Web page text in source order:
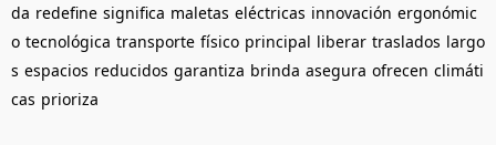
da redefine significa maletas eléctricas innovación ergonómic
o tecnológica transporte físico principal liberar traslados largo
s espacios reducidos garantiza brinda asegura ofrecen climáti
cas prioriza